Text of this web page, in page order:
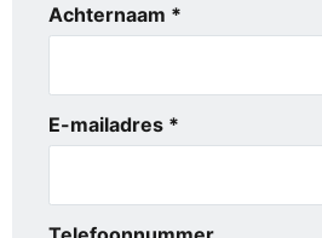
Achternaam *
E-mailadres *